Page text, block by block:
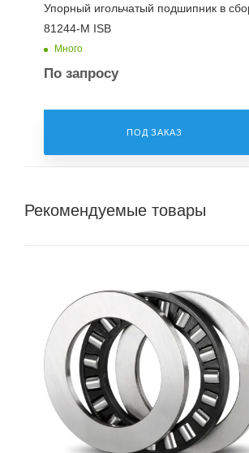
Упорный игольчатый подшипник в
81244-M ISB
Много
По запросу
ПОД ЗАКАЗ
Рекомендуемые товары